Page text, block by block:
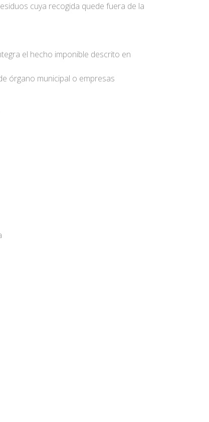
cuya recogida quede fuera de la
el hecho imponible descrito en
órgano municipal o empresas